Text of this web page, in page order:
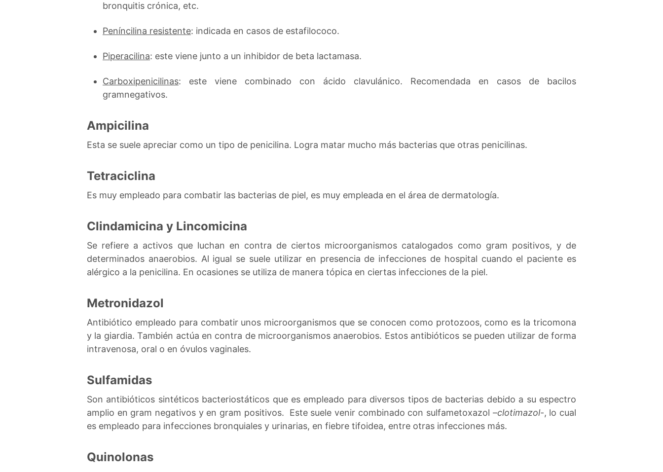
bronquitis crónica, etc.
Peníncilina resistente: indicada en casos de estafilococo.
Piperacilina: este viene junto a un inhibidor de beta lactamasa.
Carboxipenicilinas: este viene combinado con ácido clavulánico. Recomendada en casos de bacilos
gramnegativos.
Ampicilina
Esta se suele apreciar como un tipo de penicilina. Logra matar mucho más bacterias que otras penicilinas.
Tetraciclina
Es muy empleado para combatir las bacterias de piel, es muy empleada en el área de dermatología.
Clindamicina y Lincomicina
Se refiere a activos que luchan en contra de ciertos microorganismos catalogados como gram positivos, y de
determinados anaerobios. Al igual se suele utilizar en presencia de infecciones de hospital cuando el paciente es
alérgico a la penicilina. En ocasiones se utiliza de manera tópica en ciertas infecciones de la piel.
Metronidazol
Antibiótico empleado para combatir unos microorganismos que se conocen como protozoos, como es la tricomona
y la giardia. También actúa en contra de microorganismos anaerobios. Estos antibióticos se pueden utilizar de forma
intravenosa, oral o en óvulos vaginales.
Sulfamidas
Son antibióticos sintéticos bacteriostáticos que es empleado para diversos tipos de bacterias debido a su espectro
amplio en gram negativos y en gram positivos. Este suele venir combinado con sulfametoxazol –clotimazol-, lo cual
es empleado para infecciones bronquiales y urinarias, en fiebre tifoidea, entre otras infecciones más.
Quinolonas